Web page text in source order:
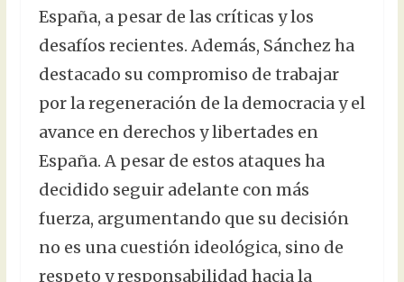
España, a pesar de las críticas y los
desafíos recientes. Además, Sánchez ha
destacado su compromiso de trabajar
por la regeneración de la democracia y el
avance en derechos y libertades en
España. A pesar de estos ataques ha
decidido seguir adelante con más
fuerza, argumentando que su decisión
no es una cuestión ideológica, sino de
respeto y responsabilidad hacia la